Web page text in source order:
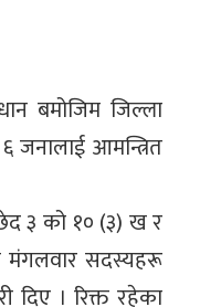
बमोजिम जिल्ला
जनालाई आमन्त्रित
३ को १० (३) ख र
मंगलवार सदस्यहरू
दिए । रिक्त रहेका